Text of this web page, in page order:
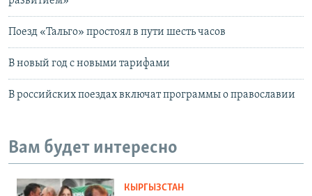
Поезд «Тальго» простоял в пути шесть часов
В новый год с новыми тарифами
В российских поездах включат программы о православии
Вам будет интересно
КЫРГЫЗСТАН